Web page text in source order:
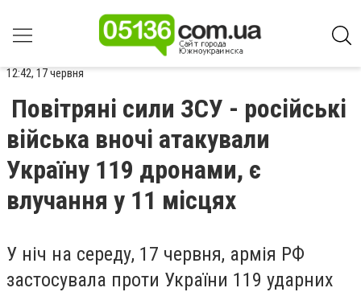
12:42, 17 червня
Повітряні сили ЗСУ - російські
війська вночі атакували
Україну 119 дронами, є
влучання у 11 місцях
У ніч на середу, 17 червня, армія РФ
застосувала проти України 119 ударних